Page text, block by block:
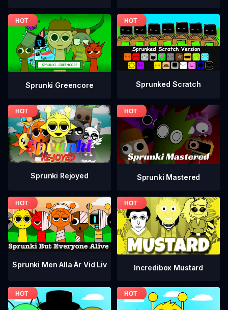
Sprunki Greencore Sprunked Scratch
Sprunki Rejoyed Sprunki Mastered
Sprunki Men Alla Är Vid Liv Incredibox Mustard